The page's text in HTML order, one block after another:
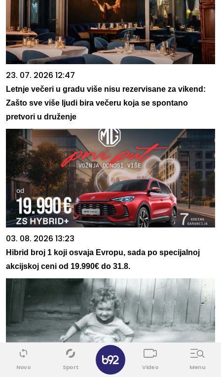
23. 07. 2026 12:47
Letnje večeri u gradu više nisu rezervisane za vikend:
Zašto sve više ljudi bira večeru koja se spontano
pretvori u druženje
03. 08. 2026 13:23
Hibrid broj 1 koji osvaja Evropu, sada po specijalnoj
akcijskoj ceni od 19.990€ do 31.8.
Novo Sport Video Menu
✕